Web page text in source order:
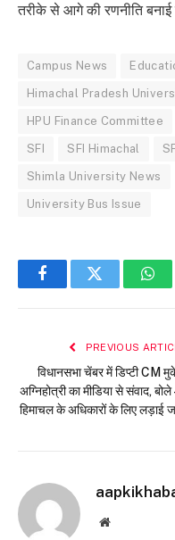
तरीके से आगे की रणनीति बनाई
Campus News
Himachal Pradesh
HPU Finance Committee
SFI SFI Himachal
Shimla University News
University Bus Issue
FacebookTwitter
PREVIOUS
विधानसभा चेंबर में डिप्टी CM
अग्निहोत्री का मीडिया से संवाद,
हिमाचल के अधिकारों के लिए लड़ाई
Website